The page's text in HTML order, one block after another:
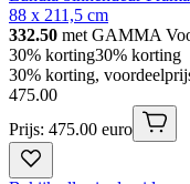
88 x 211,5 cm
332.50 met GAMMA
30% korting30% korting
30% korting,
475.00
Prijs: 475.00 euro